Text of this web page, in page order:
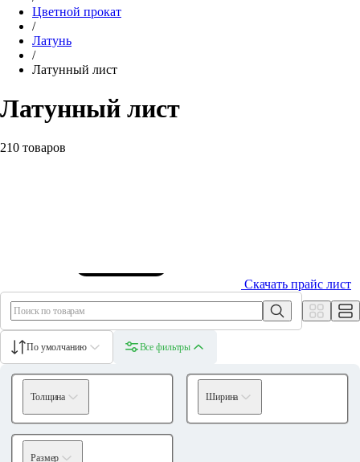
Цветной прокат
/
Латунь
/
Латунный лист
Латунный лист
210 товаров
Скачать прайс лист
По умолчанию Все фильтры
Толщина Ширина
Размер